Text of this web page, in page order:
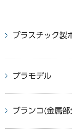
プラスチック製
プラモデル
ブランコ(金属部